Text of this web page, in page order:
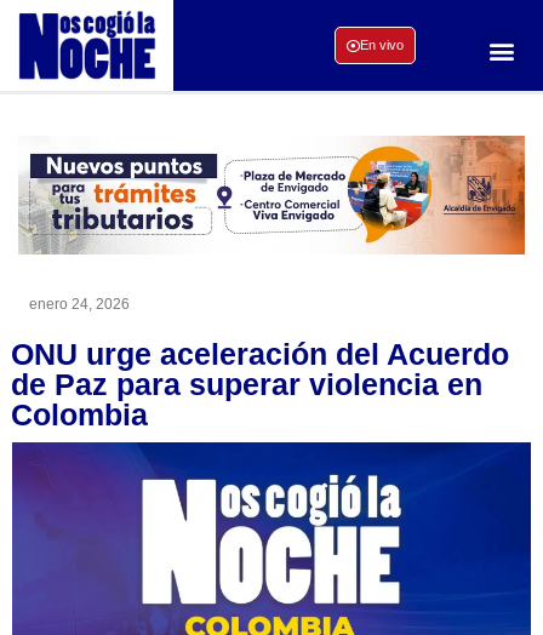
En vivo
enero 24, 2026
ONU urge aceleración del Acuerdo
de Paz para superar violencia en
Colombia